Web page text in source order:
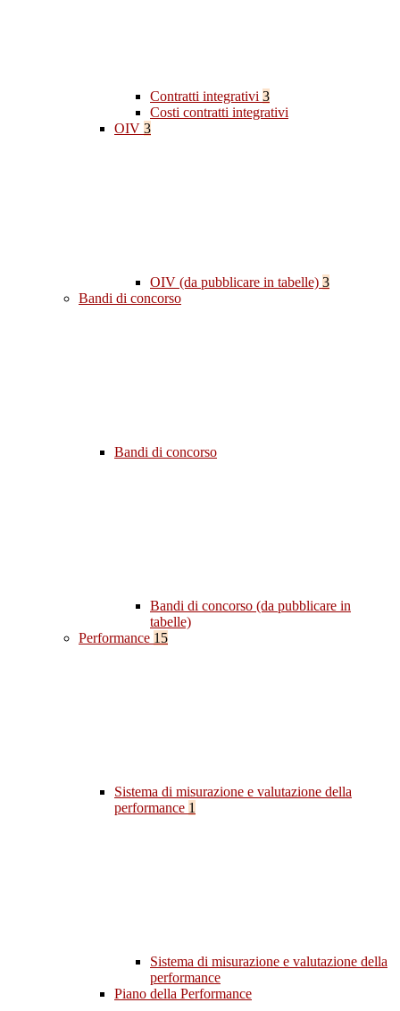
Contratti integrativi 3
Costi contratti integrativi
OIV 3
OIV (da pubblicare in tabelle) 3
Bandi di concorso
Bandi di concorso
Bandi di concorso (da pubblicare in
tabelle)
Performance 15
Sistema di misurazione e valutazione della
performance 1
Sistema di misurazione e valutazione della
performance
Piano della Performance